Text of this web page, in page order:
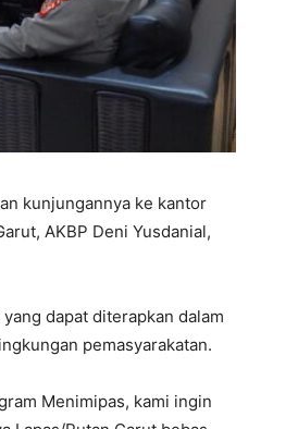
kunjungannya ke kantor
AKBP Deni Yusdanial,
dapat diterapkan dalam
pemasyarakatan.
Menimipas, kami ingin